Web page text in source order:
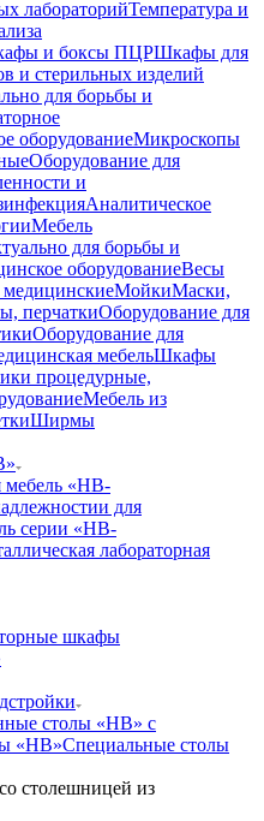
лабораторийТемпература и
и боксы ПЦРШкафы для
и стерильных изделий
для борьбы и
оборудованиеМикроскопы
Оборудование для
и
Аналитическое
Мебель
для борьбы и
оборудованиеВесы
медицинскиеМойкиМаски,
перчаткиОборудование для
Оборудование для
мебельШкафы
процедурные,
Мебель из
Ширмы
мебель «НВ-
для
серии «НВ-
лабораторная
шкафы
столы «НВ» с
«НВ»Специальные столы
столешницей из